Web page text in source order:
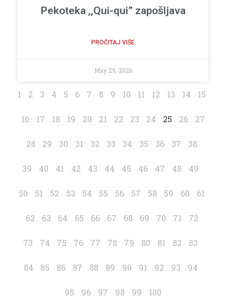
Pekoteka ,,Qui-qui” zapošljava
PROČITAJ VIŠE
May 29, 2026
1 2 3 4 5 6 7 8 9 10 11 12 13 14 15
16 17 18 19 20 21 22 23 24 25 26 27
28 29 30 31 32 33 34 35 36 37 38
39 40 41 42 43 44 45 46 47 48 49
50 51 52 53 54 55 56 57 58 59 60 61
62 63 64 65 66 67 68 69 70 71 72
73 74 75 76 77 78 79 80 81 82 83
84 85 86 87 88 89 90 91 92 93 94
95 96 97 98 99 100